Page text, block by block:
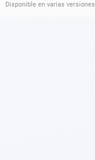
Disponible en varias versiones